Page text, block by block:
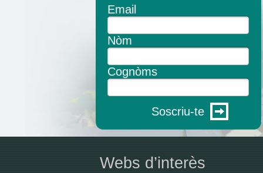
Email
Nòm
Cognòms
Soscriu-te
Webs d’interès